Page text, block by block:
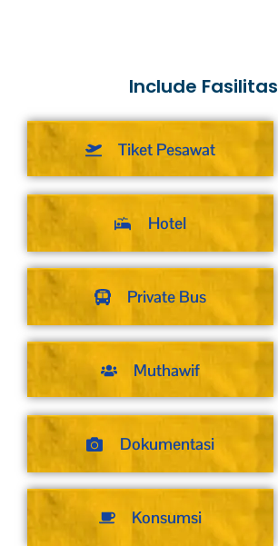
Include Fasilitas
Tiket Pesawat
Hotel
Private Bus
Muthawif
Dokumentasi
Konsumsi